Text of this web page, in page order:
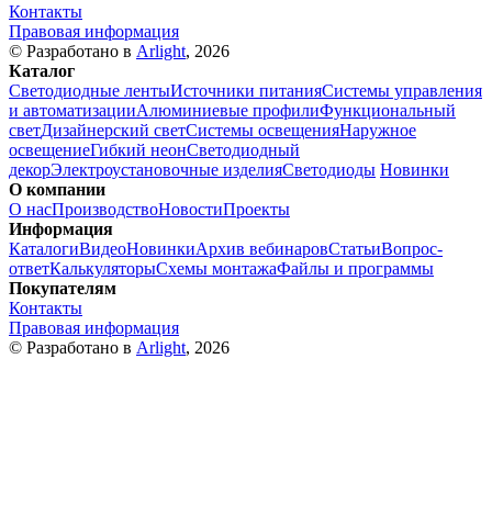
Контакты
Правовая информация
© Разработано в Arlight, 2026
Каталог
Светодиодные лентыИсточники питанияСистемы управления
и автоматизацииАлюминиевые профилиФункциональный
светДизайнерский светСистемы освещенияНаружное
освещениеГибкий неонСветодиодный
декорЭлектроустановочные изделияСветодиоды Новинки
О компании
О насПроизводствоНовостиПроекты
Информация
КаталогиВидеоНовинкиАрхив вебинаровСтатьиВопрос-
ответКалькуляторыСхемы монтажаФайлы и программы
Покупателям
Контакты
Правовая информация
© Разработано в Arlight, 2026